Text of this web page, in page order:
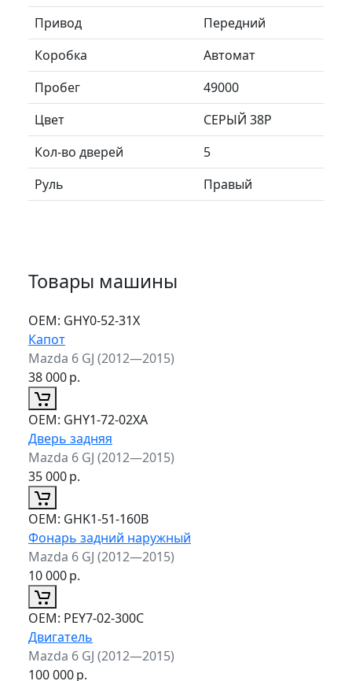
Привод
Передний
Коробка
Автомат
Пробег
49000
Цвет
СЕРЫЙ 38P
Кол-во дверей
5
Руль
Правый
Товары машины
ОЕМ: GHY0-52-31X
Капот
Mazda 6 GJ (2012—2015)
38 000р.
ОЕМ: GHY1-72-02XA
Дверь задняя
Mazda 6 GJ (2012—2015)
35 000р.
ОЕМ: GHK1-51-160B
Фонарь задний наружный
Mazda 6 GJ (2012—2015)
10 000р.
ОЕМ: PEY7-02-300C
Двигатель
Mazda 6 GJ (2012—2015)
100 000р.